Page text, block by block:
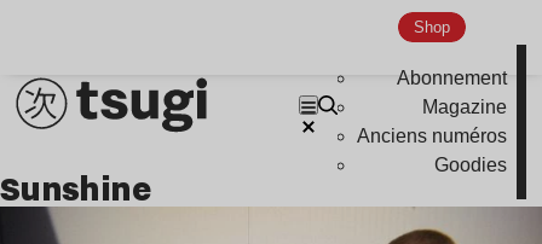
Shop
Abonnement
Magazine
Anciens numéros
Goodies
Indie
sunshine